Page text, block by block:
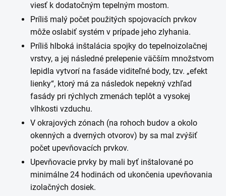
viesť k dodatočným tepelným mostom.
Príliš malý počet použitých spojovacích prvkov
môže oslabiť systém v prípade jeho zlyhania.
Príliš hlboká inštalácia spojky do tepelnoizolačnej
vrstvy, a jej následné prelepenie väčším množstvom
lepidla vytvorí na fasáde viditeľné body, tzv. „efekt
lienky“, ktorý má za následok nepekný vzhľad
fasády pri rýchlych zmenách teplôt a vysokej
vlhkosti vzduchu.
V okrajových zónach (na rohoch budov a okolo
okenných a dverných otvorov) by sa mal zvýšiť
počet upevňovacích prvkov.
Upevňovacie prvky by mali byť inštalované po
minimálne 24 hodinách od ukončenia upevňovania
izolačných dosiek.